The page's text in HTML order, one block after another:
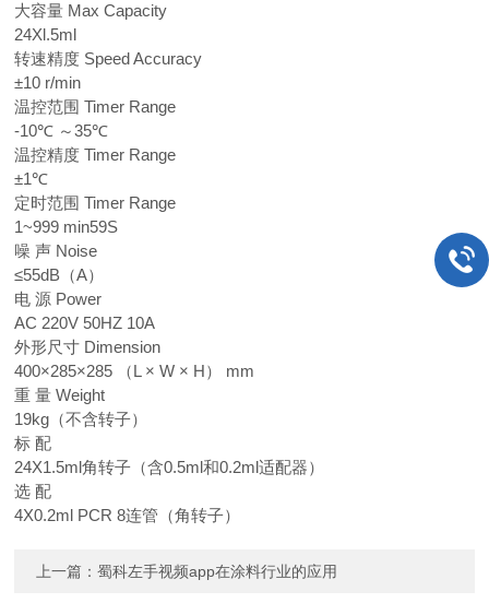
大容量 Max Capacity
24Xl.5ml
转速精度 Speed Accuracy
±10 r/min
温控范围 Timer Range
-10℃ ～35℃
温控精度 Timer Range
±1℃
定时范围 Timer Range
1~999 min59S
噪 声 Noise
≤55dB（A）
电 源 Power
AC 220V 50HZ 10A
外形尺寸 Dimension
400×285×285 （L × W × H） mm
重 量 Weight
19kg（不含转子）
标 配
24X1.5ml角转子（含0.5ml和0.2ml适配器）
选 配
4X0.2ml PCR 8连管（角转子）
上一篇：蜀科左手视频app在涂料行业的应用